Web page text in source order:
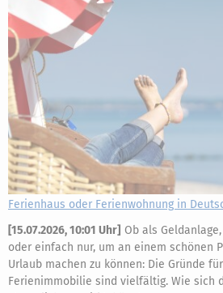
Ferienhaus oder Ferienwohnung in
[15.07.2026, 10:01 Uhr] Ob als
oder einfach nur, um an einem schönen
Urlaub machen zu können: Die Gründe
Ferienimmobilie sind vielfältig. Wie sich